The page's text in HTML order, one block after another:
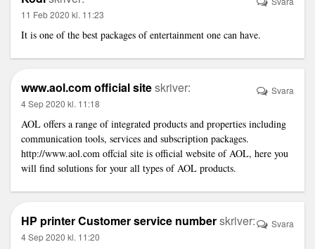
11 Feb 2020 kl. 11:23
It is one of the best packages of entertainment one can have.
www.aol.com official siteskriver:
4 Sep 2020 kl. 11:18
AOL offers a range of integrated products and properties including
communication tools, services and subscription packages.
http://www.aol.com offcial site is official website of AOL, here you
will find solutions for your all types of AOL products.
Svara
HP printer Customer service numberskriver:
4 Sep 2020 kl. 11:20
Svara